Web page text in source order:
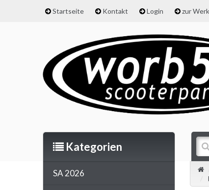
Startseite Kontakt Login zur
Kategorien
SA 2026